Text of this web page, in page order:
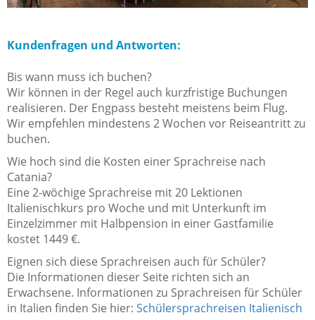
Kundenfragen und Antworten:
Bis wann muss ich buchen?
Wir können in der Regel auch kurzfristige Buchungen
realisieren. Der Engpass besteht meistens beim Flug.
Wir empfehlen mindestens 2 Wochen vor Reiseantritt zu
buchen.
Wie hoch sind die Kosten einer Sprachreise nach
Catania?
Eine 2-wöchige Sprachreise mit 20 Lektionen
Italienischkurs pro Woche und mit Unterkunft im
Einzelzimmer mit Halbpension in einer Gastfamilie
kostet 1449 €.
Eignen sich diese Sprachreisen auch für Schüler?
Die Informationen dieser Seite richten sich an
Erwachsene. Informationen zu Sprachreisen für Schüler
in Italien finden Sie hier: Schülersprachreisen Italienisch